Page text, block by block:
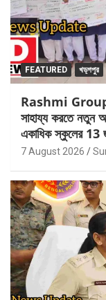
FEATURED খড়্গপুর
Rashmi Groups :
সাহায্য করতে নতুন
একাধিক স্কুলের 13
7 August 2026